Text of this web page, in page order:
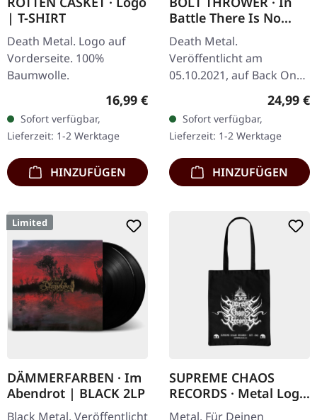
| T-SHIRT
Death Metal. Logo auf
Vorderseite. 100%
Baumwolle.
Regulärer Preis:
16,99 €
Sofort verfügbar,
Lieferzeit: 1-2 Werktage
HINZUFÜGEN
Battle There Is No
Law! | BLACK LP
Death Metal.
Veröffentlicht am
05.10.2021, auf Back On
Black. Schwarzes Vinyl im
Gatefold-Cover. "In Battle
There Is No Law!" ist ein
monumentales…
24,99 €
Sofort verfügbar,
Lieferzeit: 1-2 Werktage
HINZUFÜGEN
Limited
DÄMMERFARBEN · Im
Abendrot | BLACK 2LP
Black Metal. Veröffentlicht
SUPREME CHAOS
RECORDS · Metal Logo
Tote Bag | BAG
Metal. Für Deinen